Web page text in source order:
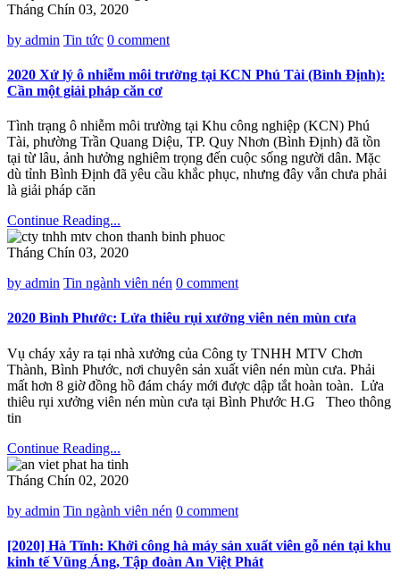
Tháng Chín 03, 2020
by admin Tin tức 0 comment
2020 Xử lý ô nhiễm môi trường tại KCN Phú Tài (Bình Định):
Cần một giải pháp căn cơ
Tình trạng ô nhiễm môi trường tại Khu công nghiệp (KCN) Phú
Tài, phường Trần Quang Diệu, TP. Quy Nhơn (Bình Định) đã tồn
tại từ lâu, ảnh hưởng nghiêm trọng đến cuộc sống người dân. Mặc
dù tỉnh Bình Định đã yêu cầu khắc phục, nhưng đây vẫn chưa phải
là giải pháp căn
Continue Reading...
Tháng Chín 03, 2020
by admin Tin ngành viên nén 0 comment
2020 Bình Phước: Lửa thiêu rụi xưởng viên nén mùn cưa
Vụ cháy xảy ra tại nhà xưởng của Công ty TNHH MTV Chơn
Thành, Bình Phước, nơi chuyên sản xuất viên nén mùn cưa. Phải
mất hơn 8 giờ đồng hồ đám cháy mới được dập tắt hoàn toàn. Lửa
thiêu rụi xưởng viên nén mùn cưa tại Bình Phước H.G Theo thông
tin
Continue Reading...
Tháng Chín 02, 2020
by admin Tin ngành viên nén 0 comment
[2020] Hà Tĩnh: Khởi công hà máy sản xuất viên gỗ nén tại khu
kinh tế Vũng Áng, Tập đoàn An Việt Phát